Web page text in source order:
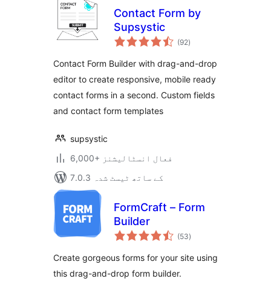
Contact Form by
Supsystic
(92مجموعی
درجہ
)
Contact Form Builder with drag-and-drop
editor to create responsive, mobile ready
contact forms in a second. Custom fields
and contact form templates
supsystic
6,000+ فعال انسٹالیشنز
7.0.3 کے ساتھ ٹیسٹ شدہ
FormCraft – Form
Builder
(53مجموعی
درجہ
)
Create gorgeous forms for your site using
this drag-and-drop form builder.